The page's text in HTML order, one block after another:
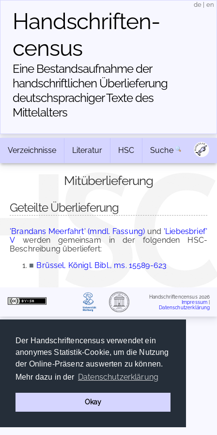
Der Handschriftencensus verwendet ein
anonymes Statistik-Cookie, um die Nutzung
der Online-Präsenz auswerten zu können.
Mehr dazu in der Datenschutzerklärung
Okay
Handschriften­
census
Eine Bestandsaufnahme der
handschriftlichen Über­lieferung
deutschsprachiger Texte des
Mittelalters
de en
Verzeichnisse Literatur HSC Suche
Mitüberlieferung
Geteilte Überlieferung
'Brandans Meerfahrt' (mndl. Fassung) und 'Liebesbrief'
V werden gemeinsam in der folgenden HSC-
Beschreibung überliefert:
■ Brüssel, Königl. Bibl., ms. 15589-623
Handschriftencensus 2026
Impressum
Datenschutzerklärung